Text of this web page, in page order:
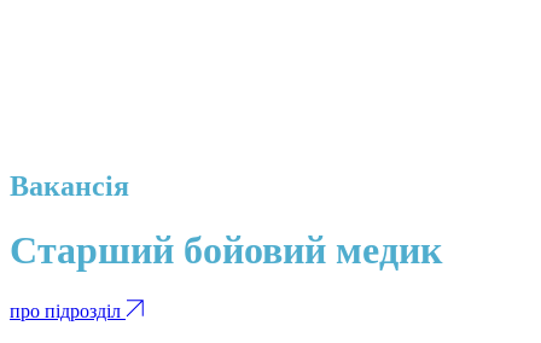
Вакансія
Старший бойовий медик
про підрозділ